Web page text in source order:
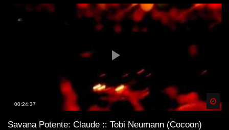
00:24:37
Savana Potente: Claude :: Tobi Neumann (Cocoon)